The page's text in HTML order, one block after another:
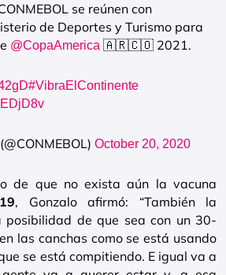
se reúnen con
de Deportes y Turismo para
@CopaAmerica 🇦🇷🇨🇴 2021.
#VibraElContinente
October 20, 2020
de que no exista aún la vacuna
, Gonzalo afirmó: “También la
posibilidad de que sea con un 30-
las canchas como se está usando
se está compitiendo. E igual va a